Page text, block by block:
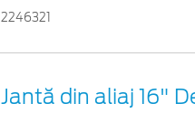
2246321
Jantă din aliaj 16"